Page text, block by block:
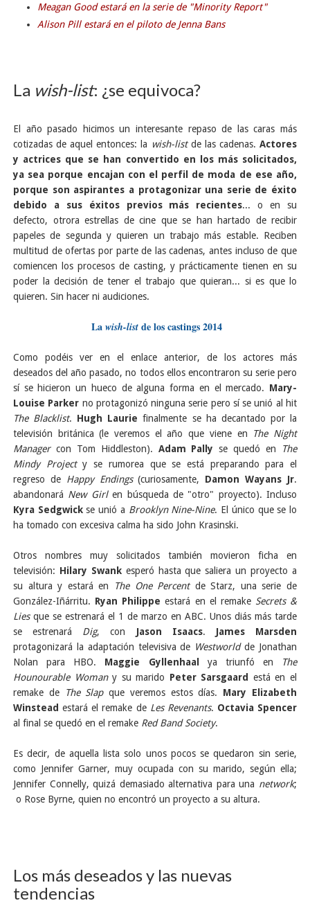
Meagan Good estará en la serie de "Minority Report"
Alison Pill estará en el piloto de Jenna Bans
La wish-list: ¿se equivoca?
El año pasado hicimos un interesante repaso de las caras más
cotizadas de aquel entonces: la wish-listde las cadenas.Actores
y actrices que se han convertido en los más solicitados,
ya sea porque encajan con el perfil de moda de ese año,
porque son aspirantes a protagonizar una serie de éxito
debido a sus éxitos previos más recientes... o en su
defecto, otrora estrellas de cine que se han hartado de recibir
papeles de segunda y quieren un trabajo más estable. Reciben
multitud de ofertas por parte de las cadenas, antes incluso de que
comiencen los procesos de casting, y prácticamente tienen en su
poder la decisión de tener el trabajo que quieran... si es que lo
quieren. Sin hacer ni audiciones.
La wish-listde los castings 2014
Como podéis ver en el enlace anterior, de los actores más
deseados del año pasado, no todos ellos encontraron su serie pero
sí se hicieron un hueco de alguna forma en el mercado. Mary-
Louise Parker no protagonizó ninguna serie pero sí se unió al hit
The Blacklist. Hugh Laurie finalmente se ha decantado por la
televisión británica (le veremos el año que viene en
The Night
Manager con Tom Hiddleston). Adam Pallyse quedó en
The
Mindy Projecty se rumorea que se está preparando para el
regreso de Happy Endings(curiosamente, Damon Wayans Jr.
abandonará New Girlen búsqueda de "otro" proyecto). Incluso
Kyra Sedgwickse unió a Brooklyn Nine-Nine. El único que se lo
ha tomado con excesiva calma ha sido John Krasinski.
Otros nombres muy solicitados también movieron ficha en
televisión: Hilary Swank esperó hasta que saliera un proyecto a
su altura y estará en
The One Percentde Starz, una serie de
González-Iñárritu. Ryan Philippe estará en el remake Secrets &
Liesque se estrenará el 1 de marzo en ABC. Unos diás más tarde
se estrenará Dig, con Jason Isaacs. James Marsden
protagonizará la adaptación televisiva de Westworldde Jonathan
Nolan para HBO. Maggie Gyllenhaal ya triunfó en
The
Hounourable Womany su marido Peter Sarsgaard está en el
remake de
The Slapque veremos estos días. Mary Elizabeth
Winstead estará el remake de Les Revenants. Octavia Spencer
al final se quedó en el remake Red Band Society.
Es decir, de aquella lista solo unos pocos se quedaron sin serie,
como Jennifer Garner, muy ocupada con su marido, según ella;
Jennifer Connelly, quizá demasiado alternativa para una network;
o Rose Byrne, quien no encontró un proyecto a su altura.
Los más deseados y las nuevas
tendencias